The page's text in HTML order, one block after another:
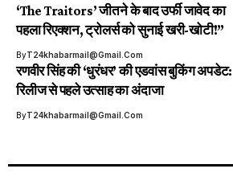
‘The Traitors’ जीतने के बाद उर्फी जावेद का
पहला रिएक्शन, ट्रोलर्स को सुनाई खरी-खोटी!”
ByT24khabarmail@gmail.com
रणवीर सिंह की ‘धुरंधर’ की एडवांस बुकिंग अपडेट:
रिलीज से पहले उत्साह का अंदाजा
ByT24khabarmail@gmail.com